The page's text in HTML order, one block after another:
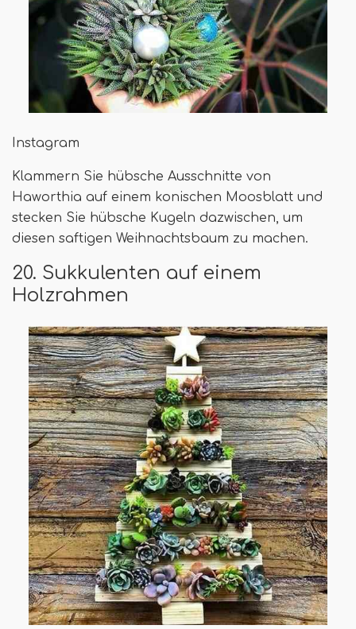
Instagram
Klammern Sie hübsche Ausschnitte von
Haworthia auf einem konischen Moosblatt und
stecken Sie hübsche Kugeln dazwischen, um
diesen saftigen Weihnachtsbaum zu machen.
20. Sukkulenten auf einem
Holzrahmen